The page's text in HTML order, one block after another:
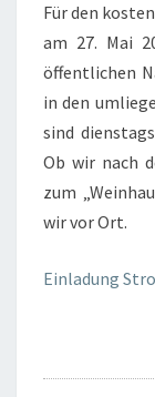
Für den
am 27. Mai
öffentlichen
in den
sind
Ob wir nach
zum
wir vor Ort.
Einladung